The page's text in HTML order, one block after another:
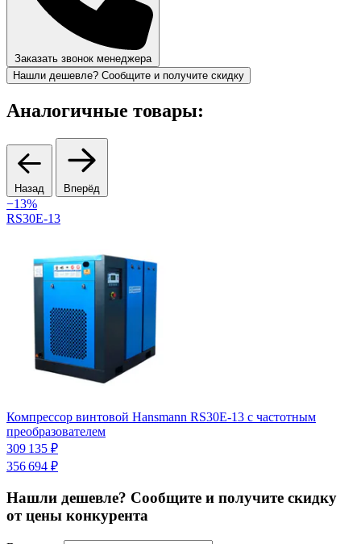
Заказать звонок менеджера
Нашли дешевле? Сообщите и получите скидку
Аналогичные товары:
Назад Вперёд
−13%
RS30E-13
Компрессор винтовой Hansmann RS30E-13 с частотным
преобразователем
309 135 ₽
356 694 ₽
Нашли дешевле? Сообщите и получите скидку
от цены конкурента